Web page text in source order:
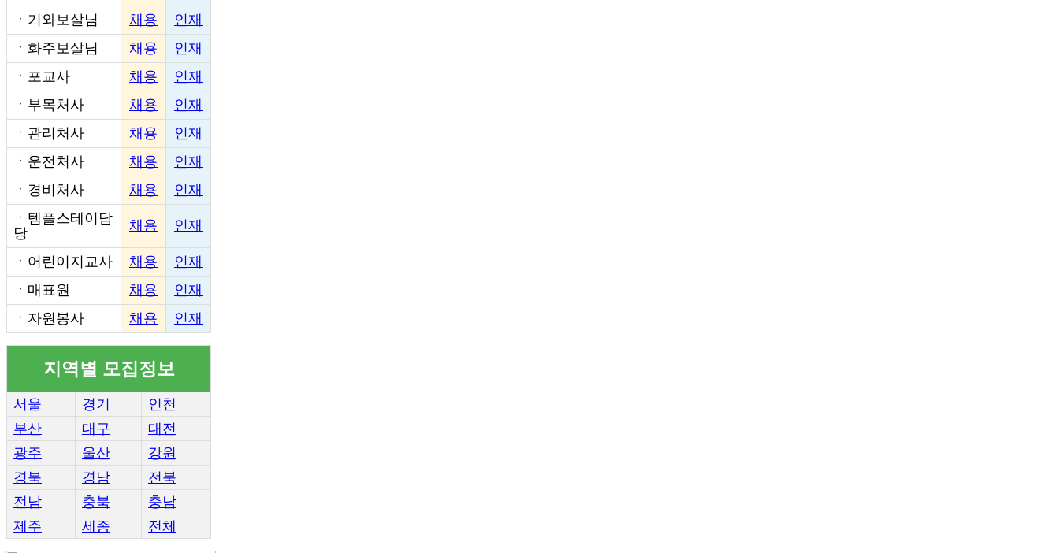
ㆍ 기와보살님 채용
인재
ㆍ 화주보살님 채용
인재
ㆍ 포교사 채용
인재
ㆍ 부목처사 채용
인재
ㆍ 관리처사 채용
인재
ㆍ 운전처사 채용
인재
ㆍ 경비처사 채용
인재
ㆍ 템플스테이담
당
채용 인재
ㆍ 어린이지교사 채용
인재
ㆍ 매표원 채용
인재
ㆍ 자원봉사 채용 인재
지역별 모집정보
서울 경기
인천
부산
대구
대전
광주
울산
강원
경북
경남
전북
전남
충북
충남
제주
세종 전체